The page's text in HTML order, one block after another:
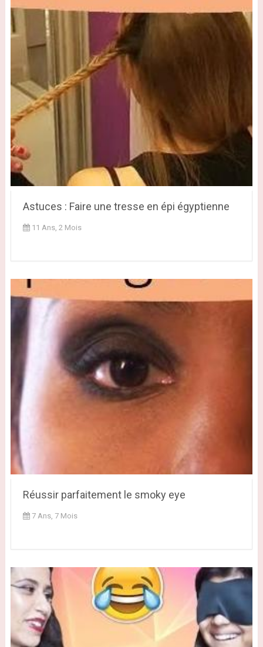
Astuces : Faire une tresse en épi égyptienne
11 Ans, 2 Mois
Réussir parfaitement le smoky eye
7 Ans, 7 Mois